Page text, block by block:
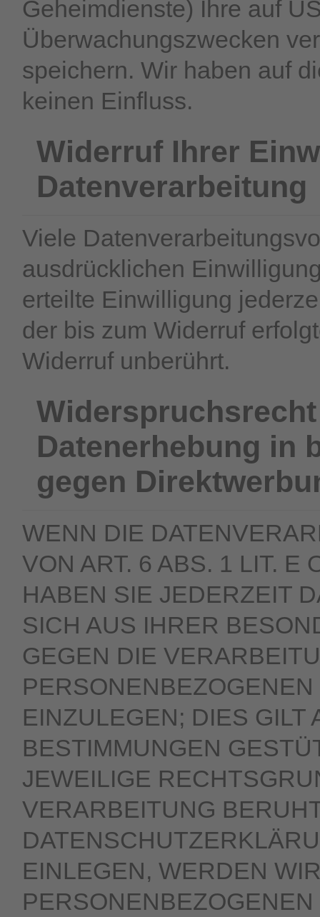
Geheimdienste) Ihre auf
Überwachungszwecken
speichern. Wir haben auf
keinen Einfluss.
Widerruf Ihrer
Datenverarbeitung
Viele
ausdrücklichen
erteilte Einwilligung
der bis zum Widerruf
Widerruf unberührt.
Datenerhebung in
gegen
WENN DIE
VON ART. 6 ABS. 1 LIT. E
HABEN SIE JEDERZEIT
SICH AUS IHRER
GEGEN DIE
EINZULEGEN; DIES GILT
BESTIMMUNGEN
JEWEILIGE
VERARBEITUNG
EINLEGEN, WERDEN